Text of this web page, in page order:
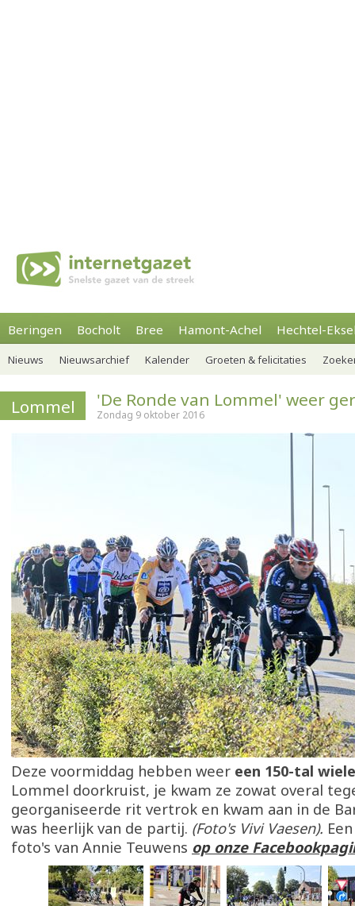
Beringen Bocholt Bree Hamont-Achel Hechtel-
Nieuws Nieuwsarchief Kalender Groeten & felicitaties
Lommel 'De Ronde van Lommel' weer
Zondag 9 oktober 2016
Deze voormiddag hebben weer een 150-tal
Lommel doorkruist, je kwam ze zowat overal
georganiseerde rit vertrok en kwam aan in de
was heerlijk van de partij. (Foto's Vivi Vaesen).
foto's van Annie Teuwens op onze